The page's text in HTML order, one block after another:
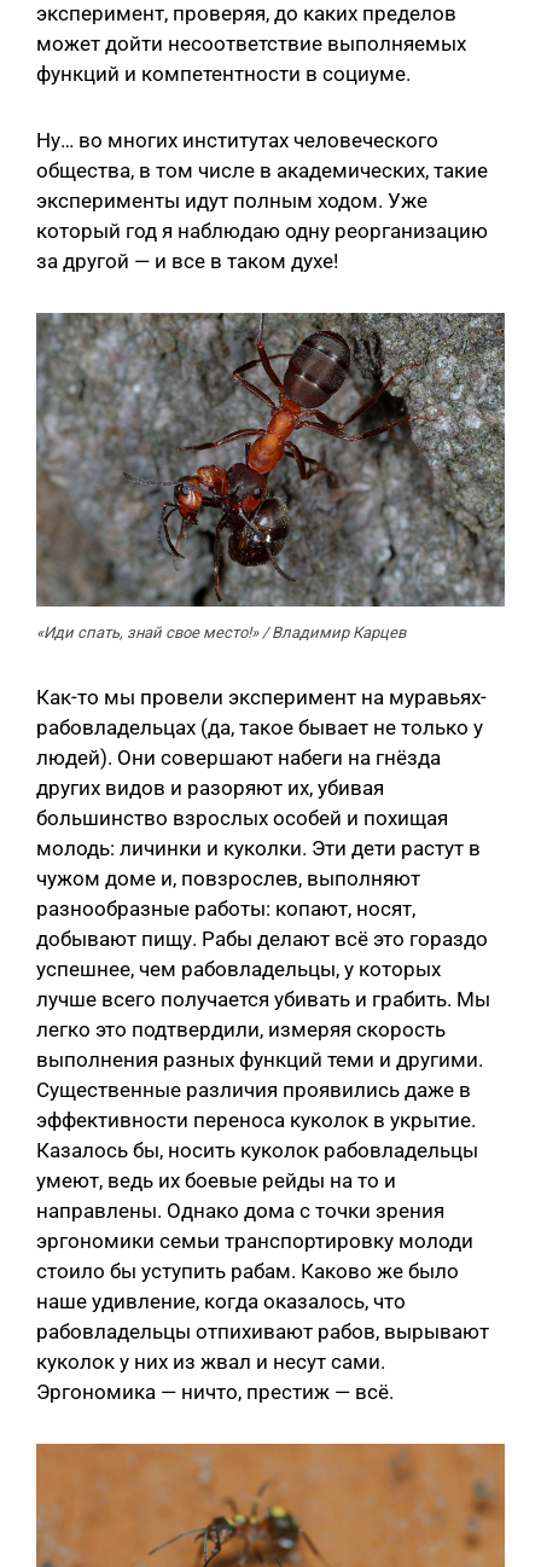
эксперимент, проверяя, до каких пределов
может дойти несоответствие выполняемых
функций и компетентности в социуме.
Ну… во многих институтах человеческого
общества, в том числе в академических, такие
эксперименты идут полным ходом. Уже
который год я наблюдаю одну реорганизацию
за другой — и все в таком духе!
«Иди спать, знай свое место!» / Владимир Карцев
Как-то мы провели эксперимент на муравьях-
рабовладельцах (да, такое бывает не только у
людей). Они совершают набеги на гнёзда
других видов и разоряют их, убивая
большинство взрослых особей и похищая
молодь: личинки и куколки. Эти дети растут в
чужом доме и, повзрослев, выполняют
разнообразные работы: копают, носят,
добывают пищу. Рабы делают всё это гораздо
успешнее, чем рабовладельцы, у которых
лучше всего получается убивать и грабить. Мы
легко это подтвердили, измеряя скорость
выполнения разных функций теми и другими.
Существенные различия проявились даже в
эффективности переноса куколок в укрытие.
Казалось бы, носить куколок рабовладельцы
умеют, ведь их боевые рейды на то и
направлены. Однако дома с точки зрения
эргономики семьи транспортировку молоди
стоило бы уступить рабам. Каково же было
наше удивление, когда оказалось, что
рабовладельцы отпихивают рабов, вырывают
куколок у них из жвал и несут сами.
Эргономика — ничто, престиж — всё.